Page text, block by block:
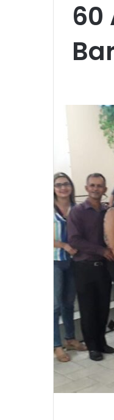
60